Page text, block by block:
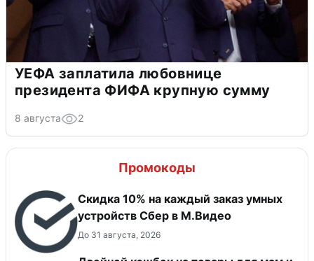
УЕФА заплатила любовнице
президента ФИФА крупную сумму
8 августа 2
Промокоды
Скидка 10% на каждый заказ умных
устройств Сбер в М.Видео
До 31 августа, 2026